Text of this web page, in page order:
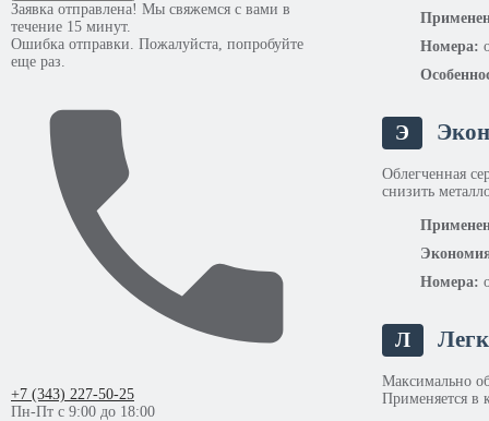
Заявка отправлена! Мы свяжемся с вами в
течение 15 минут.
Ошибка отправки. Пожалуйста, попробуйте
еще раз.
+7 (343) 227-50-25
Пн-Пт с 9:00 до 18:00
Номера:
Э
Облегченная
снизить
Номера:
Л
Максимально
Применяется в